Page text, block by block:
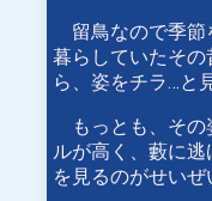
留鳥なので季節
暮らしていたそ
ら、姿をチラ…と
もっとも、その
ルが高く、藪に
を見るのがせいぜ